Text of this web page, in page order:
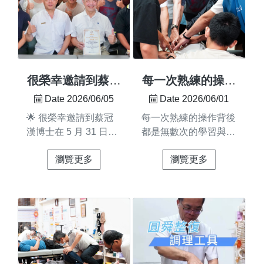
整復
還沒感覺到不舒服之
前，就已經悄悄養成了
孩子彈性好、適應力強
——但姿勢與體態的習
慣，從小就在養成 趁
成長階段提早關注，才
們的兒童調理，手法輕
柔、節奏溫和 以孩子
的舒適與安心為第一優
是放鬆又愉快的體驗
復調理｜兒童 · 成人 ·
全家守護#兒童調理 #
體態保養 #預防保健 #
台南整復 #台南推薦
很榮幸邀請到蔡冠
漢博士分享「虹膜
療法的最佳途徑」
Date 2026/06/05
🌟 很榮幸邀請到蔡冠
漢博士在 5 月 31 日來
享「虹膜全息檢測進入
醫學博士的專業背景，
深入淺出地介紹虹膜全
息檢測的應用，讓學員
們對整合療法和自然醫
學有了更多元的認識與
瀏覽更多
每一次熟練的操作
背後 都是無數次
Date 2026/06/01
每一次熟練的操作背後
都是無數次的學習與練
只是示範手法更帶著學
自哪裡🔹 如何在安全
的前提下進行調理從理
論講解 📝到現場示範
👨‍🏫親身感受 🤲再到
學員實際練習 ✨一步一
瀏覽更多